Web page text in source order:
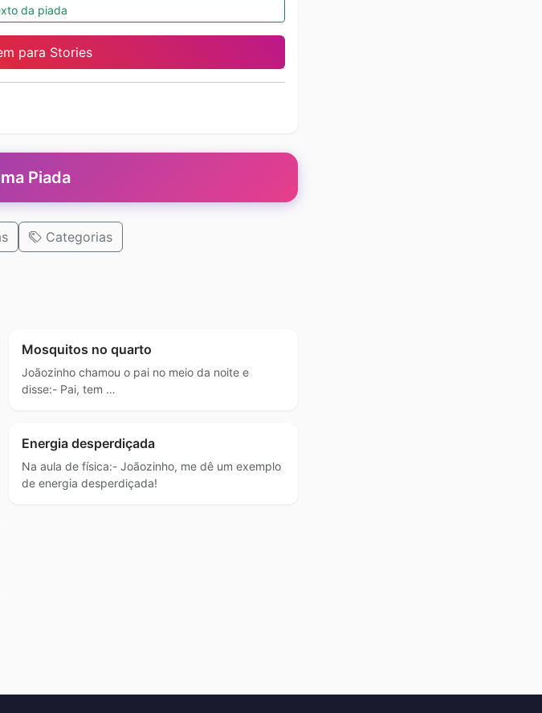
da piada
para Stories
Piada
Categorias
Mosquitos no quarto
Joãozinho chamou o pai no meio da noite e
disse:- Pai, tem …
Energia desperdiçada
Na aula de física:- Joãozinho, me dê um exemplo
de energia desperdiçada!